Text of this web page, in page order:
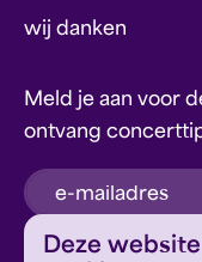
Deze
wij danken
Meld je aan voor
ontvang
inschrijven